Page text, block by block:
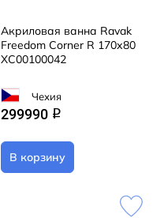
Акриловая ванна Ravak
Freedom Corner R 170х80
XC00100042
Чехия
299990 q
В корзину